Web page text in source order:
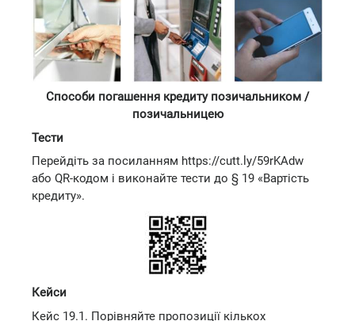
Способи погашення кредиту позичальником /
позичальницею
Тести
Перейдіть за посиланням https://cutt.ly/59rKAdw
або QR-кодом і виконайте тести до § 19 «Вартість
кредиту».
Кейси
Кейс 19.1. Порівняйте пропозиції кількох